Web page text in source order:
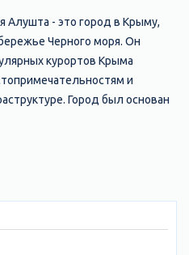
Алушта - это город в Крыму,
Черного моря. Он
курортов Крыма
и
Город был основан
из главных туристических
номера и
является ее набережная,
километров вдоль моря и